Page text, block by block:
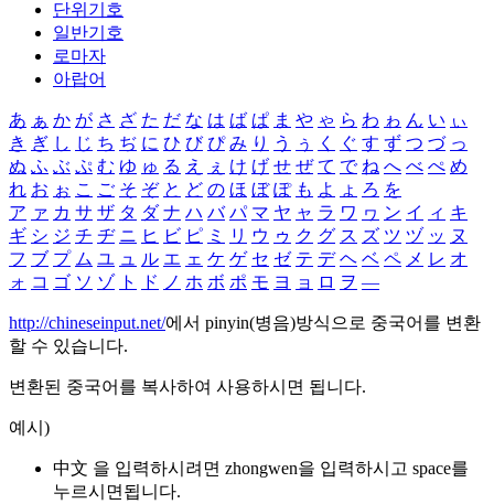
단위기호
일반기호
로마자
아랍어
あ ぁ か が さ ざ た だ な は ば ぱ ま や ゃ ら わ ゎ ん い ぃ
き ぎ し じ ち ぢ に ひ び ぴ み り う ぅ く ぐ す ず つ づ っ
ぬ ふ ぶ ぷ む ゆ ゅ る え ぇ け げ せ ぜ て で ね へ べ ぺ め
れ お ぉ こ ご そ ぞ と ど の ほ ぼ ぽ も よ ょ ろ を
ア ァ カ サ ザ タ ダ ナ ハ バ パ マ ヤ ャ ラ ワ ヮ ン イ ィ キ
ギ シ ジ チ ヂ ニ ヒ ビ ピ ミ リ ウ ゥ ク グ ス ズ ツ ヅ ッ ヌ
フ ブ プ ム ユ ュ ル エ ェ ケ ゲ セ ゼ テ デ ヘ ベ ペ メ レ オ
ォ コ ゴ ソ ゾ ト ド ノ ホ ボ ポ モ ヨ ョ ロ ヲ ―
http://chineseinput.net/에서 pinyin(병음)방식으로 중국어를 변환
할 수 있습니다.
변환된 중국어를 복사하여 사용하시면 됩니다.
예시)
中文 을 입력하시려면 zhongwen을 입력하시고 space를
누르시면됩니다.